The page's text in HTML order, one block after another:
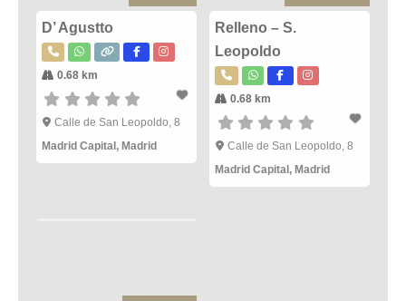
D’ Agustto
0.68 km
Calle de San Leopoldo, 8
Madrid Capital , Madrid
Relleno – S.
Leopoldo
0.68 km
Calle de San Leopoldo, 8
Madrid Capital , Madrid